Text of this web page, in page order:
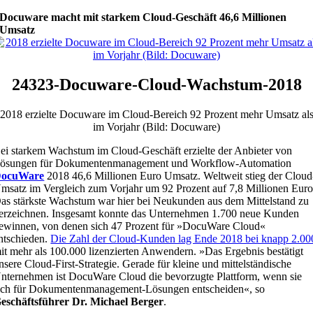
Docuware macht mit starkem Cloud-Geschäft 46,6 Millionen
Umsatz
24323-Docuware-Cloud-Wachstum-2018
2018 erzielte Docuware im Cloud-Bereich 92 Prozent mehr Umsatz als
im Vorjahr (Bild: Docuware)
starkem Wachstum im Cloud-Geschäft erzielte der Anbieter von
für Dokumentenmanagement und Workflow-Automation
2018 46,6 Millionen Euro Umsatz. Weltweit stieg der
im Vergleich zum Vorjahr um 92 Prozent auf 7,8 Millionen
stärkste Wachstum war hier bei Neukunden aus dem Mittelstand zu
Insgesamt konnte das Unternehmen 1.700 neue Kunden
von denen sich 47 Prozent für »DocuWare Cloud«
Die Zahl der Cloud-Kunden lag Ende 2018 bei knapp
mehr als 100.000 lizenzierten Anwendern. »Das Ergebnis bestätigt
Cloud-First-Strategie. Gerade für kleine und mittelständische
ist DocuWare Cloud die bevorzugte Plattform, wenn sie
für Dokumentenmanagement-Lösungen entscheiden«, so
Dr. Michael Berger.